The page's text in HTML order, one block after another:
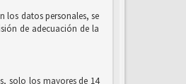
los datos personales, se
de adecuación de la
solo los mayores de 14